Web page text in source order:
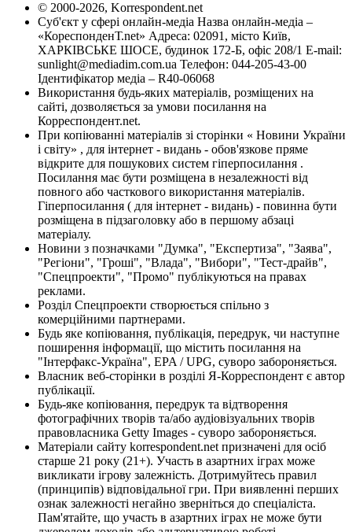
© 2000-2026, Korrespondent.net
Суб'єкт у сфері онлайн-медіа Назва онлайн-медіа –
«КореспонденТ.net» Адреса: 02091, місто Київ,
ХАРКІВСЬКЕ ШОСЕ, будинок 172-Б, офіс 208/1 E-mail:
sunlight@mediadim.com.ua Телефон: 044-205-43-00
Ідентифікатор медіа – R40-06068
Використання будь-яких матеріалів, розміщених на
сайті, дозволяється за умови посилання на
Корреспондент.net.
При копіюванні матеріалів зі сторінки « Новини України
і світу» , для інтернет - видань - обов'язкове пряме
відкрите для пошукових систем гіперпосилання .
Посилання має бути розміщена в незалежності від
повного або часткового використання матеріалів.
Гіперпосилання ( для інтернет - видань) - повинна бути
розміщена в підзаголовку або в першому абзаці
матеріалу.
Новини з позначками "Думка", "Експертиза", "Заява",
"Регіони", "Гроші", "Влада", "Вибори", "Тест-драйв",
"Спецпроекти", "Промо" публікуються на правах
реклами.
Розділ Спецпроекти створюється спільно з
комерційними партнерами.
Будь яке копіювання, публікація, передрук, чи наступне
поширення інформації, що містить посилання на
"Інтерфакс-Україна", EPA / UPG, суворо забороняється.
Власник веб-сторінки в розділі Я-Корреспондент є автор
публікації.
Будь-яке копіювання, передрук та відтворення
фотографічних творів та/або аудіовізуальних творів
правовласника Getty Images - суворо забороняється.
Матеріали сайту korrespondent.net призначені для осіб
старше 21 року (21+). Участь в азартних іграх може
викликати ігрову залежність. Дотримуйтесь правил
(принципів) відповідальної гри. При виявленні перших
ознак залежності негайно зверніться до спеціаліста.
Пам'ятайте, що участь в азартних іграх не може бути